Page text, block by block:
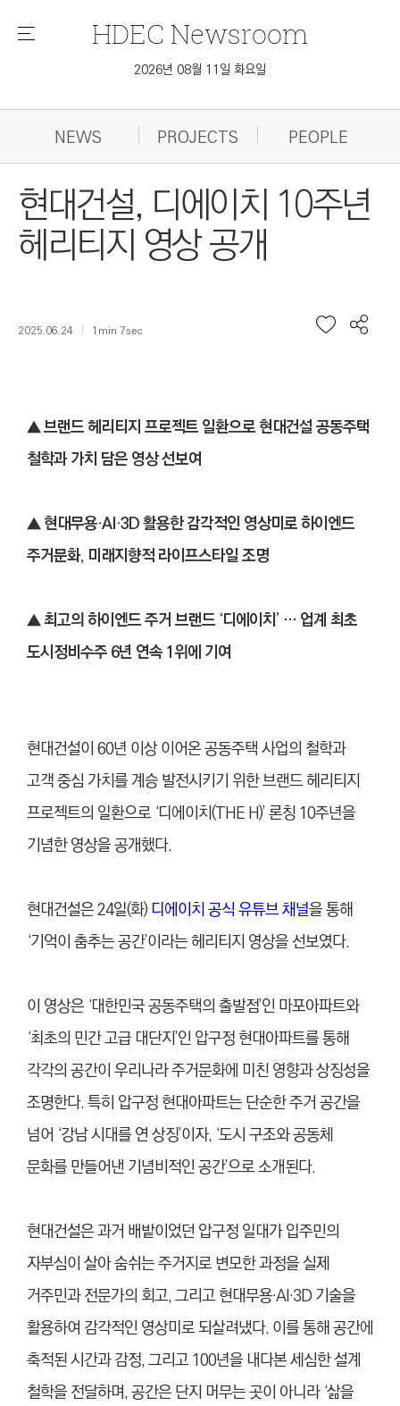
메
HDEC Newsroom
2026년 08월 11일 화요일
NEWS PROJECTS PEOPLE
현대건설, 디에이치 10주년
헤리티지 영상 공개
2025.06.24 1min 7sec
▲브랜드 헤리티지 프로젝트 일환으로 현대건설 공동주택
철학과 가치 담은 영상 선보여
▲현대무용·AI·3D 활용한 감각적인 영상미로 하이엔드
주거문화, 미래지향적 라이프스타일 조명
▲최고의 하이엔드 주거 브랜드 ‘디에이치’ … 업계 최초
도시정비수주 6년 연속 1위에 기여
현대건설이 60년 이상 이어온 공동주택 사업의 철학과
고객 중심 가치를 계승 발전시키기 위한 브랜드 헤리티지
프로젝트의 일환으로 ‘디에이치(THE H)’ 론칭 10주년을
기념한 영상을 공개했다.
현대건설은 24일(화)디에이치 공식 유튜브 채널을 통해
‘기억이 춤추는 공간’이라는 헤리티지 영상을 선보였다.
이 영상은 ‘대한민국 공동주택의 출발점’인 마포아파트와
‘최초의 민간 고급 대단지’인 압구정 현대아파트를 통해
각각의 공간이 우리나라 주거문화에 미친 영향과 상징성을
조명한다. 특히 압구정 현대아파트는 단순한 주거 공간을
넘어 ‘강남 시대를 연 상징’이자, ‘도시 구조와 공동체
문화를 만들어낸 기념비적인 공간’으로 소개된다.
현대건설은 과거 배밭이었던 압구정 일대가 입주민의
자부심이 살아 숨쉬는 주거지로 변모한 과정을 실제
거주민과 전문가의 회고, 그리고 현대무용·AI·3D 기술을
활용하여 감각적인 영상미로 되살려냈다. 이를 통해 공간에
축적된 시간과 감정, 그리고 100년을 내다본 세심한 설계
철학을 전달하며, 공간은 단지 머무는 곳이 아니라 ‘삶을